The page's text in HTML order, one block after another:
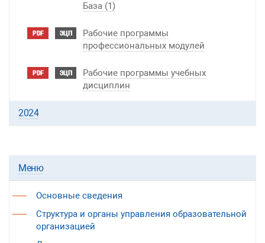
База (1)
PDF ЭЦП
Рабочие программы
профессиональных модулей
PDF ЭЦП
Рабочие программы учебных
дисциплин
2024
Меню
Основные сведения
Структура и органы управления образовательной
организацией